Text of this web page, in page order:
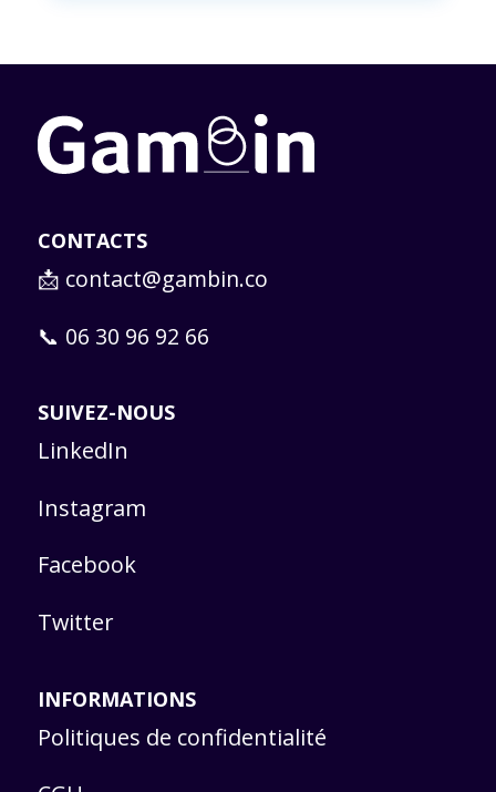
CONTACTS
📩 contact@gambin.co
📞 06 30 96 92 66
SUIVEZ-NOUS
LinkedIn
Instagram
Facebook
Twitter
INFORMATIONS
Politiques de confidentialité